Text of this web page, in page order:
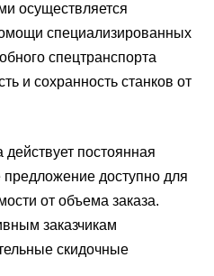
осуществляется
специализированных
спецтранспорта
и сохранность станков от
действует постоянная
доступно для
от объема заказа.
заказчикам
скидочные